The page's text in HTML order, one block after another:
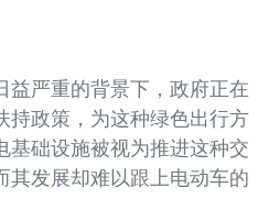
益严重的背景下，政府正在
持政策，为这种绿色出行方
基础设施被视为推进这种交
其发展却难以跟上电动车的